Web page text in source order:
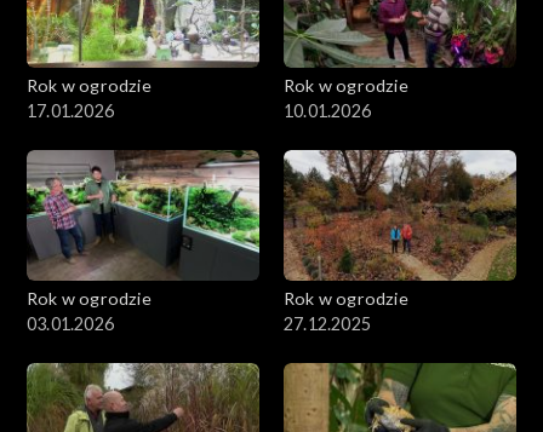
Rok w ogrodzie
17.01.2026
Rok w ogrodzie
10.01.2026
Rok w ogrodzie
03.01.2026
Rok w ogrodzie
27.12.2025